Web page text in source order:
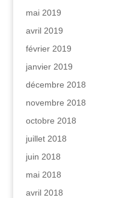
mai 2019
avril 2019
février 2019
janvier 2019
décembre 2018
novembre 2018
octobre 2018
juillet 2018
juin 2018
mai 2018
avril 2018